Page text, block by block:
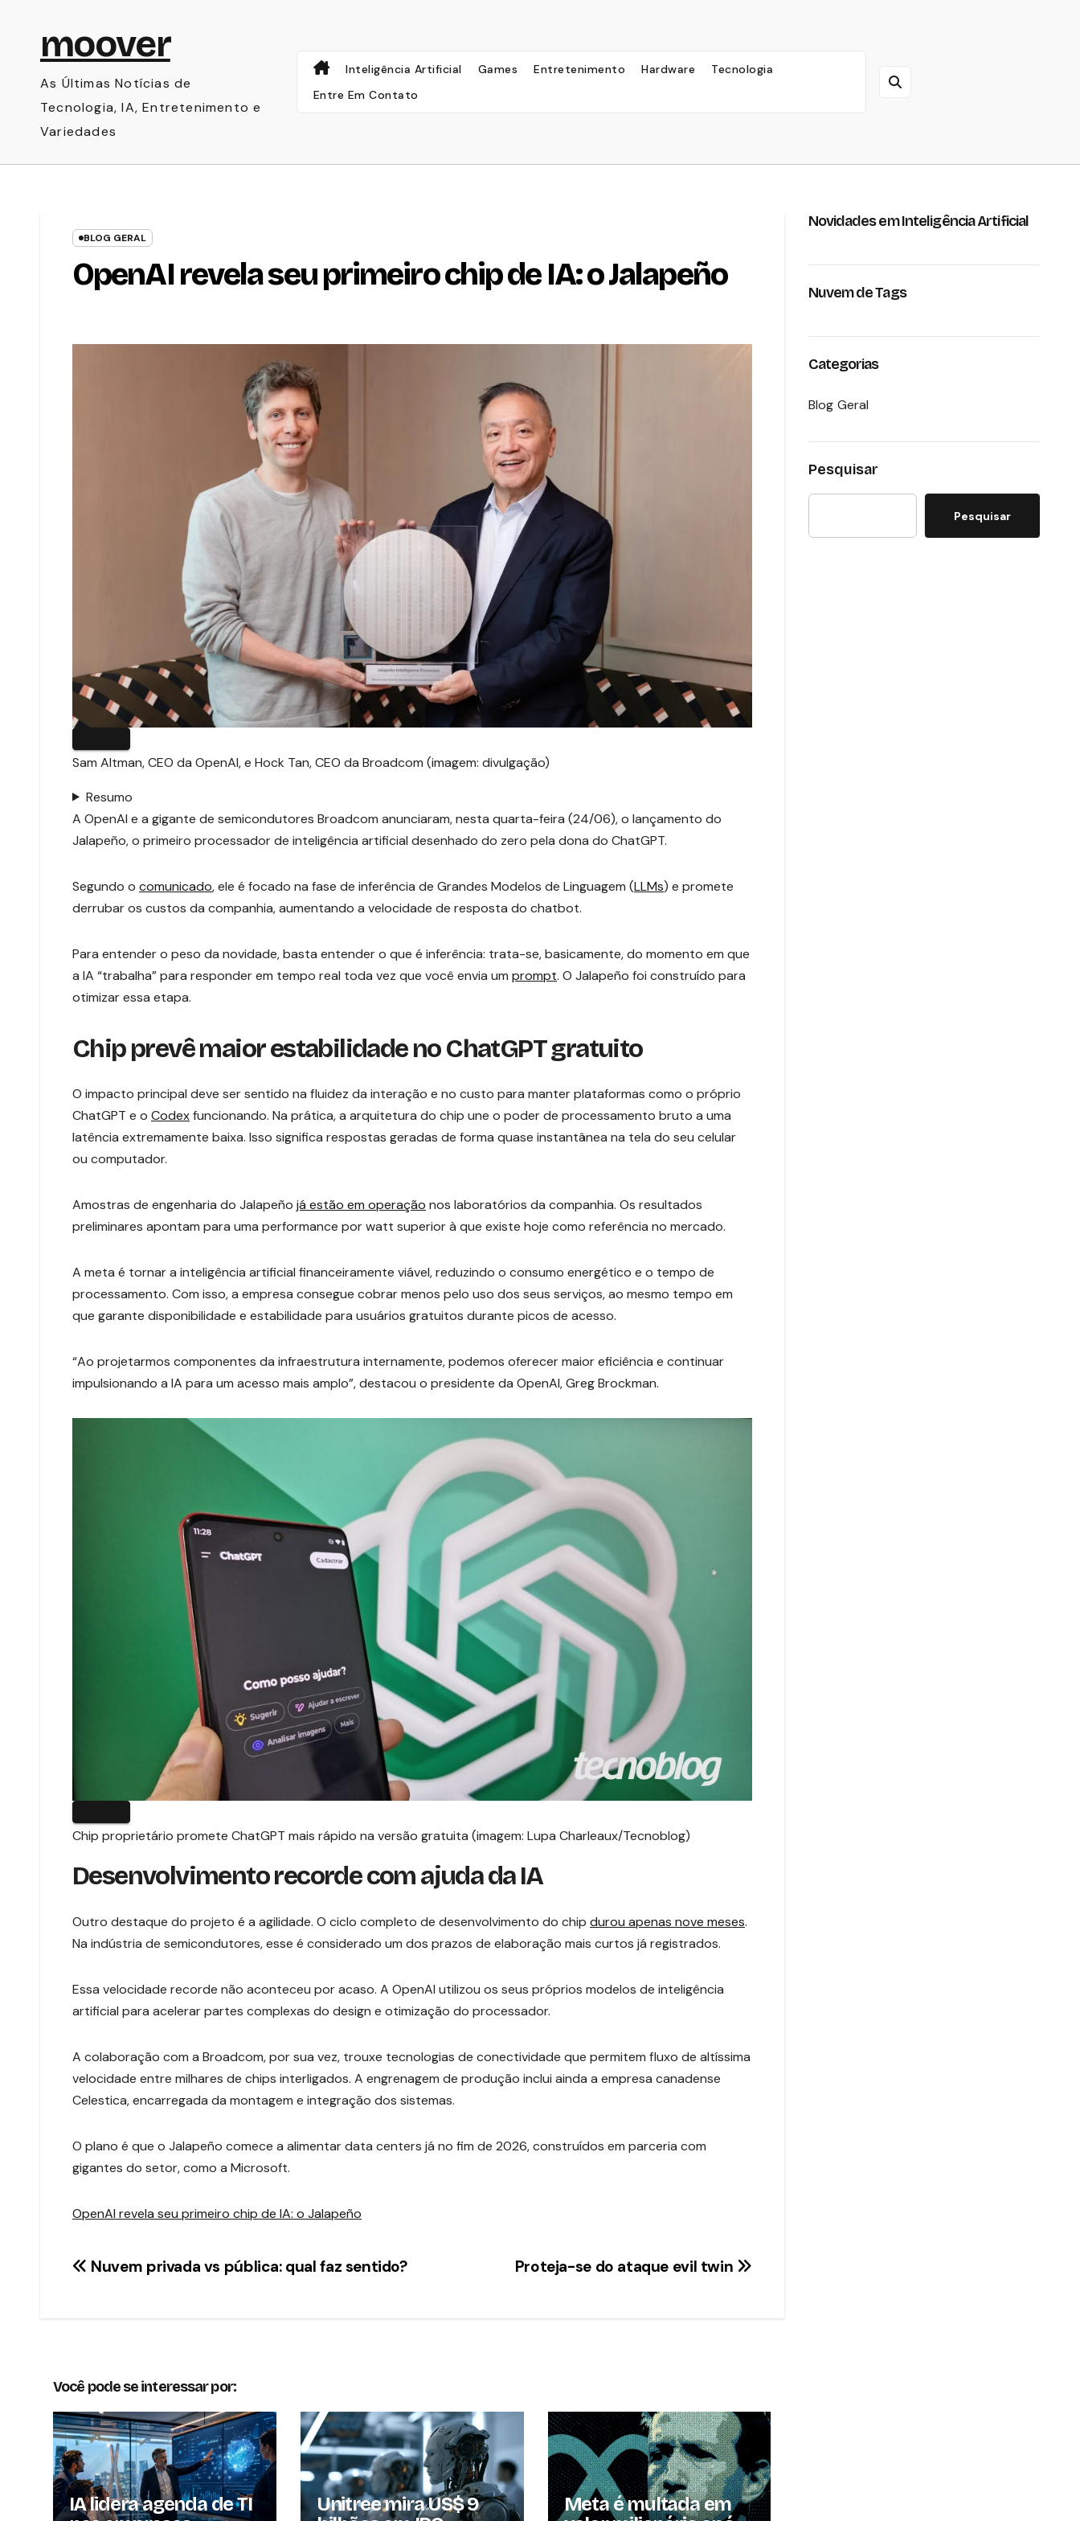
contentmoover
As Últimas Notícias de
Tecnologia, IA, Entretenimento e
Variedades
Inteligência Artificial Games Entretenimento Hardware
Tecnologia
Entre Em Contato
BLOG GERAL
OpenAI revela seu primeiro chip de IA: o Jalapeño
Sam Altman, CEO da OpenAI, e Hock Tan, CEO da Broadcom (imagem: divulgação)
Resumo
A OpenAI e a gigante de semicondutores Broadcom anunciaram, nesta quarta-feira (24/06), o lançamento do
Jalapeño, o primeiro processador de inteligência artificial desenhado do zero pela dona do ChatGPT.
Segundo o comunicado, ele é focado na fase de inferência de Grandes Modelos de Linguagem (LLMs) e promete
derrubar os custos da companhia, aumentando a velocidade de resposta do chatbot.
Para entender o peso da novidade, basta entender o que é inferência: trata-se, basicamente, do momento em que
a IA “trabalha” para responder em tempo real toda vez que você envia um prompt. O Jalapeño foi construído para
otimizar essa etapa.
Chip prevê maior estabilidade no ChatGPT gratuito
O impacto principal deve ser sentido na fluidez da interação e no custo para manter plataformas como o próprio
ChatGPT e o Codexfuncionando. Na prática, a arquitetura do chip une o poder de processamento bruto a uma
latência extremamente baixa. Isso significa respostas geradas de forma quase instantânea na tela do seu celular
ou computador.
Amostras de engenharia do Jalapeño já estão em operação nos laboratórios da companhia. Os resultados
preliminares apontam para uma performance por watt superior à que existe hoje como referência no mercado.
A meta é tornar a inteligência artificial financeiramente viável, reduzindo o consumo energético e o tempo de
processamento. Com isso, a empresa consegue cobrar menos pelo uso dos seus serviços, ao mesmo tempo em
que garante disponibilidade e estabilidade para usuários gratuitos durante picos de acesso.
“Ao projetarmos componentes da infraestrutura internamente, podemos oferecer maior eficiência e continuar
impulsionando a IA para um acesso mais amplo”, destacou o presidente da OpenAI, Greg Brockman.
Chip proprietário promete ChatGPT mais rápido na versão gratuita (imagem: Lupa Charleaux/Tecnoblog)
Desenvolvimento recorde com ajuda da IA
Outro destaque do projeto é a agilidade. O ciclo completo de desenvolvimento do chip durou apenas nove meses.
Na indústria de semicondutores, esse é considerado um dos prazos de elaboração mais curtos já registrados.
Essa velocidade recorde não aconteceu por acaso. A OpenAI utilizou os seus próprios modelos de inteligência
artificial para acelerar partes complexas do design e otimização do processador.
A colaboração com a Broadcom, por sua vez, trouxe tecnologias de conectividade que permitem fluxo de altíssima
velocidade entre milhares de chips interligados. A engrenagem de produção inclui ainda a empresa canadense
Celestica, encarregada da montagem e integração dos sistemas.
O plano é que o Jalapeño comece a alimentar data centers já no fim de 2026, construídos em parceria com
gigantes do setor, como a Microsoft.
OpenAI revela seu primeiro chip de IA: o Jalapeño
Navegação
Proteja-se do ataque evil twin
Nuvem privada vs pública: qual faz sentido?
Você pode se interessar por:
IA lidera agenda de TI
Unitree mira US$ 9
Meta é multada em
Novidades em Inteligência Artificial
Nuvem de Tags
Categorias
Blog Geral
Pesquisar
Pesquisar